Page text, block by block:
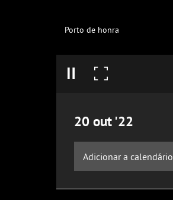
Porto de honra
20 out '22
Adicionar a calendário